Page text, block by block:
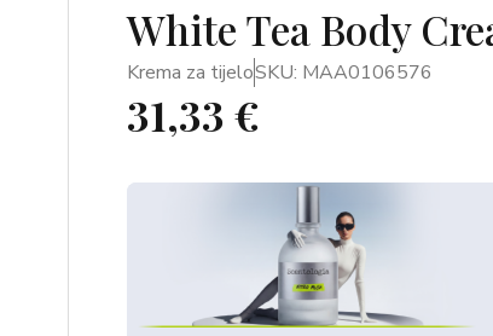
White Tea Body
Krema za tijeloSKU: MAA0106576
31,33 €